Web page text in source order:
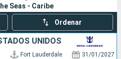
Buscar
Seas - Caribe
Ordenar
UNIDOS
Fort Lauderdale 31/01/2027